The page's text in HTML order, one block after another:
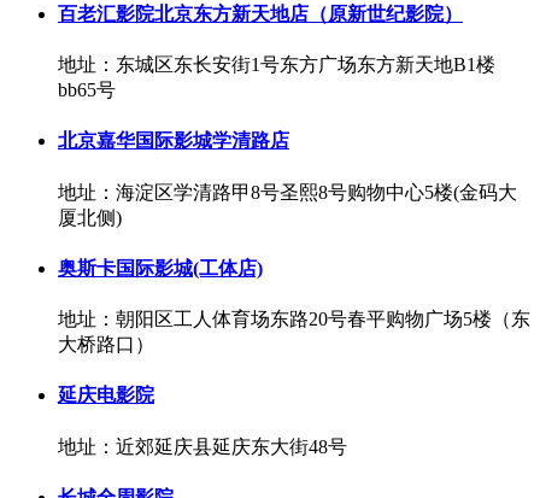
百老汇影院北京东方新天地店（原新世纪影院）
地址：东城区东长安街1号东方广场东方新天地B1楼
bb65号
北京嘉华国际影城学清路店
地址：海淀区学清路甲8号圣熙8号购物中心5楼(金码大
厦北侧)
奥斯卡国际影城(工体店)
地址：朝阳区工人体育场东路20号春平购物广场5楼（东
大桥路口）
延庆电影院
地址：近郊延庆县延庆东大街48号